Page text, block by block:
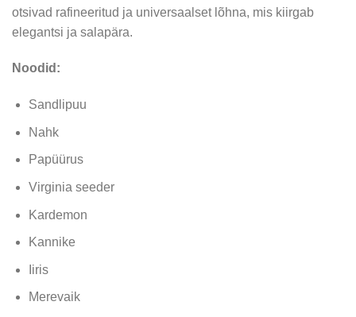
otsivad rafineeritud ja universaalset lõhna, mis kiirgab
elegantsi ja salapära.
Noodid:
Sandlipuu
Nahk
Papüürus
Virginia seeder
Kardemon
Kannike
Iiris
Merevaik